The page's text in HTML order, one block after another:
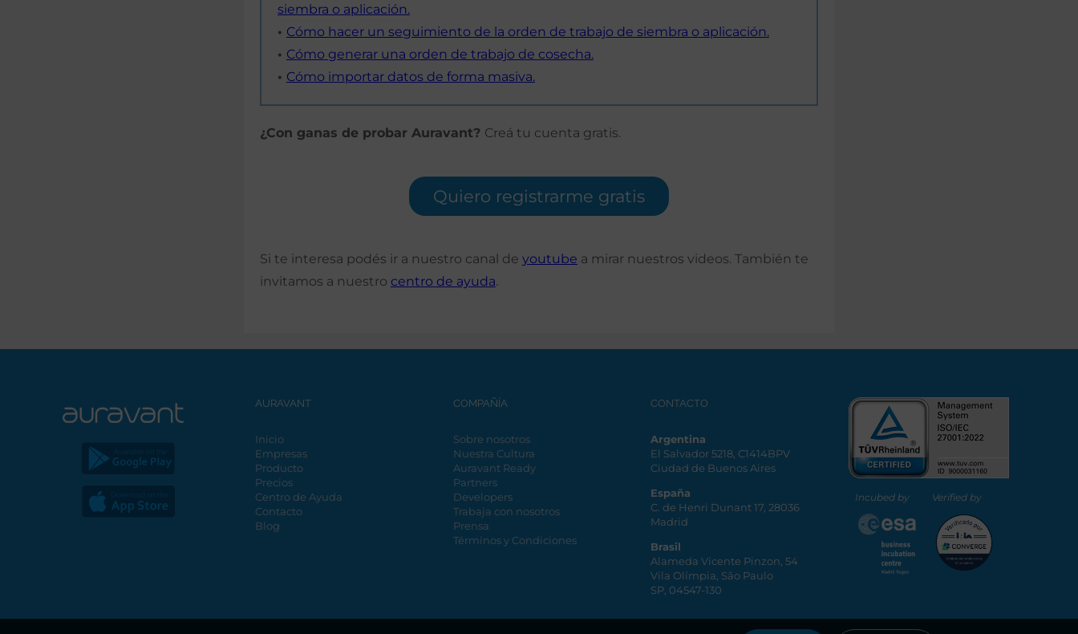
siembra o aplicación.
• Cómo hacer un seguimiento de la orden de trabajo de siembra o aplicación.
• Cómo generar una orden de trabajo de cosecha.
• Cómo importar datos de forma masiva.
¿Con ganas de probar Auravant? Creá tu cuenta gratis.
Quiero registrarme gratis
Si te interesa podés ir a nuestro canal de youtube a mirar nuestros videos. También te
invitamos a nuestro centro de ayuda.
AURAVANT
Inicio
Empresas
Producto
Precios
Centro de Ayuda
Contacto
Blog
COMPAÑÍA
Sobre nosotros
Nuestra Cultura
Auravant Ready
Partners
Developers
Trabaja con nosotros
Prensa
Términos y Condiciones
CONTACTO
Argentina
El Salvador 5218, C1414BPV
Ciudad de Buenos Aires
España
C. de Henri Dunant 17, 28036
Madrid
Brasil
Alameda Vicente Pinzon, 54
Vila Olímpia, São Paulo
SP, 04547-130
Incubed by Verified by